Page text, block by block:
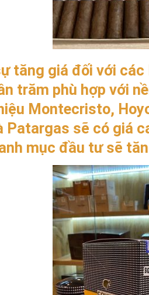
tăng giá đối với các
trăm phù hợp với
Montecristo,
Patargas sẽ có giá
mục đầu tư sẽ